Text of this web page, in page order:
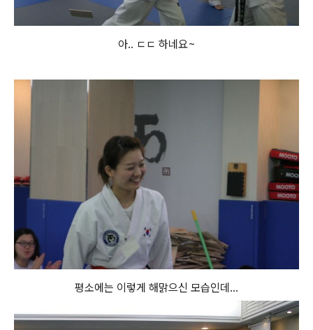
아.. ㄷㄷ 하네요~
평소에는 이렇게 해맑으신 모습인데...